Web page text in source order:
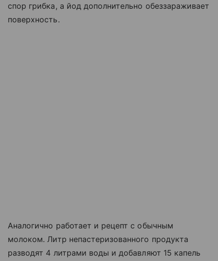
спор грибка, а йод дополнительно обеззараживает
поверхность.
Аналогично работает и рецепт с обычным
молоком. Литр непастеризованного продукта
разводят 4 литрами воды и добавляют 15 капель